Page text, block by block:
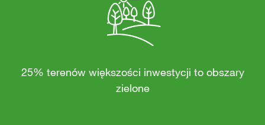
25% terenów większości inwestycji to obszary
zielone